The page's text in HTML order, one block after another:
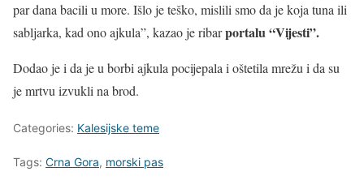
par dana bacili u more. Išlo je teško, mislili smo da je koja tuna ili
sabljarka, kad ono ajkula”, kazao je ribarportalu “Vijesti”.
Dodao je i da je u borbi ajkula pocijepala i oštetila mrežu i da su
je mrtvu izvukli na brod.
Categories: Kalesijske teme
Tags: Crna Gora, morski pas